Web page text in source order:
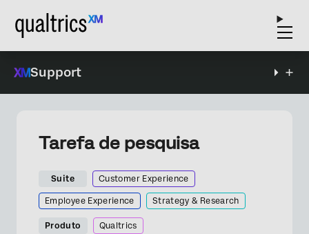
Support
Tarefa de pesquisa
Suite Customer Experience
Employee Experience Strategy & Research
Produto Qualtrics